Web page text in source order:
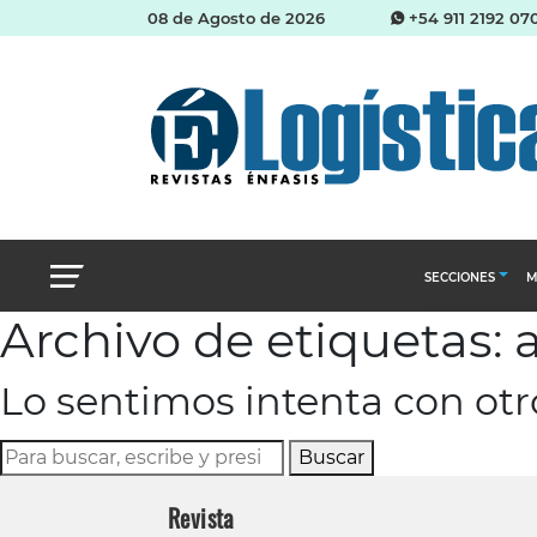
08 de Agosto de 2026 +54 911 2192
SECCIONES
Almacenes e
Archivo de etiquetas:
Lo sentimos intenta con
Buscar
Revista